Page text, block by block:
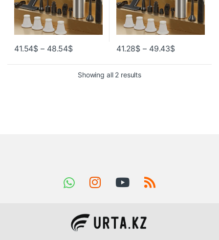
41.54$ – 48.54$ 41.28$ – 49.43$
Showing all 2 results